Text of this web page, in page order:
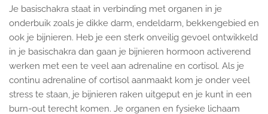
Je basischakra staat in verbinding met organen in je
onderbuik zoals je dikke darm, endeldarm, bekkengebied en
ook je bijnieren. Heb je een sterk onveilig gevoel ontwikkeld
in je basischakra dan gaan je bijnieren hormoon activerend
werken met een te veel aan adrenaline en cortisol. Als je
continu adrenaline of cortisol aanmaakt kom je onder veel
stress te staan, je bijnieren raken uitgeput en je kunt in een
burn-out terecht komen. Je organen en fysieke lichaam